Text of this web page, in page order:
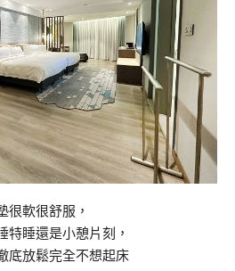
很軟很舒服，
特睡還是小憩片刻，
底放鬆完全不想起床